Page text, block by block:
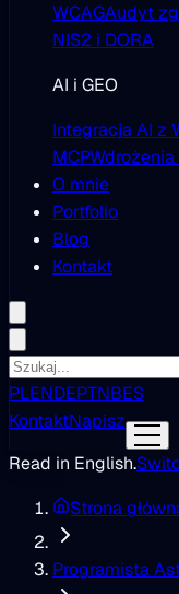
WCAGAudyt
NIS2 i DORA
AI i GEO
Integracja AI z
MCPWdrożenia
O mnie
Portfolio
Blog
Kontakt
PLENDEPTNBES
KontaktNapisz
Read in English.
Strona
Programista